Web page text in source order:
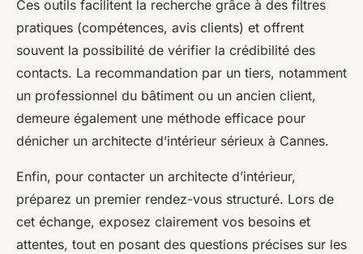
Ces outils facilitent la recherche grâce à des filtres
pratiques (compétences, avis clients) et offrent
souvent la possibilité de vérifier la crédibilité des
contacts. La recommandation par un tiers, notamment
un professionnel du bâtiment ou un ancien client,
demeure également une méthode efficace pour
dénicher un architecte d’intérieur sérieux à Cannes.
Enfin, pour contacter un architecte d’intérieur,
préparez un premier rendez-vous structuré. Lors de
cet échange, exposez clairement vos besoins et
attentes, tout en posant des questions précises sur les